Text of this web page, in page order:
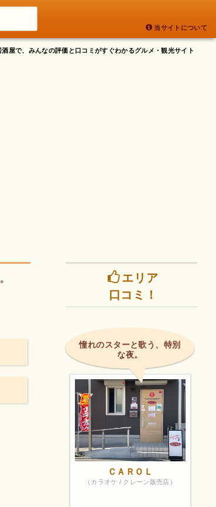
当サイトについて
酒屋で、みんなの評価と口コミがすぐわかるグルメ・観光サイト
エリア
口コミ！
憧れのスターと歌う、特別
な夜。
ＣＡＲＯＬ
（カラオケ / クレーン販売店）